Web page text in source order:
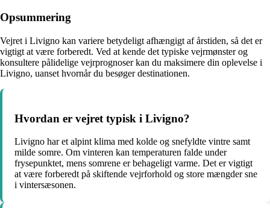
Opsummering
Vejret i Livigno kan variere betydeligt afhængigt af årstiden, så det er
vigtigt at være forberedt. Ved at kende det typiske vejrmønster og
konsultere pålidelige vejrprognoser kan du maksimere din oplevelse i
Livigno, uanset hvornår du besøger destinationen.
Hvordan er vejret typisk i Livigno?
Livigno har et alpint klima med kolde og snefyldte vintre samt
milde somre. Om vinteren kan temperaturen falde under
frysepunktet, mens somrene er behageligt varme. Det er vigtigt
at være forberedt på skiftende vejrforhold og store mængder sne
i vintersæsonen.